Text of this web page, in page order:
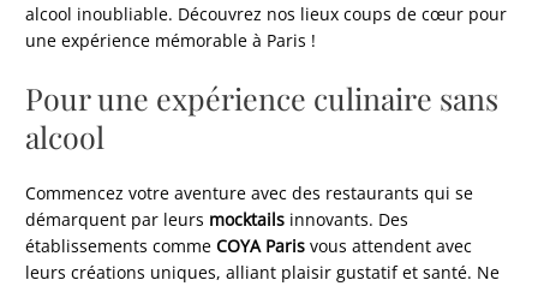
alcool inoubliable. Découvrez nos lieux coups de cœur pour
une expérience mémorable à Paris !
Pour une expérience culinaire sans
alcool
Commencez votre aventure avec des restaurants qui se
démarquent par leurs mocktails innovants. Des
établissements commeCOYA Paris vous attendent avec
leurs créations uniques, alliant plaisir gustatif et santé. Ne